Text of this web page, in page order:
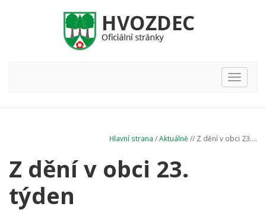
Hlavní
nabídka
Hlavní strana /Aktuálně // Z dění v obci 23....
Z dění v obci 23.
týden